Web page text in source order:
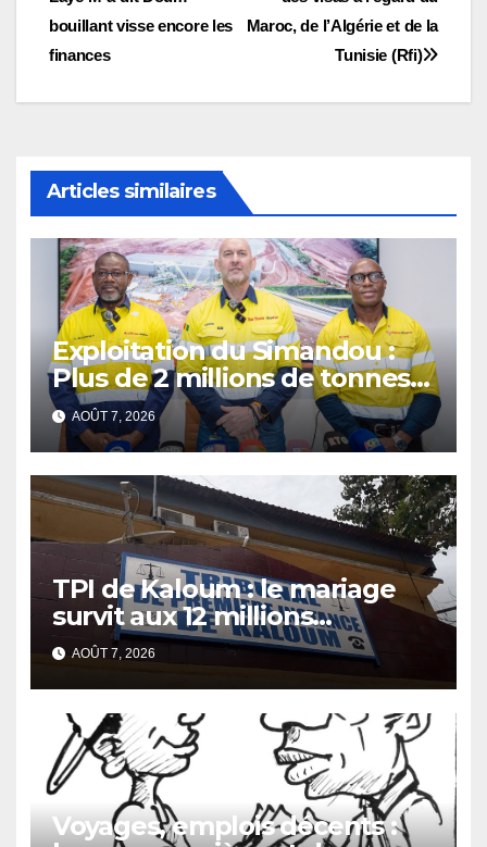
de
l’article
Maroc, de l’Algérie et de la
Tunisie (Rfi)
bouillant visse encore les
finances
Articles similaires
Exploitation du Simandou :
Plus de 2 millions de tonnes
de fer exportées
AOÛT 7, 2026
TPI de Kaloum : le mariage
survit aux 12 millions
détournés
AOÛT 7, 2026
Voyages, emplois décents :